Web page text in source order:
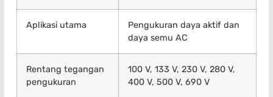
Aplikasi utama
Pengukuran daya aktif dan
daya semu AC
Rentang tegangan
pengukuran
100 V, 133 V, 230 V, 280 V,
400 V, 500 V, 690 V